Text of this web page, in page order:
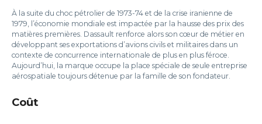
À la suite du choc pétrolier de 1973-74 et de la crise iranienne de
1979, l’économie mondiale est impactée par la hausse des prix des
matières premières. Dassault renforce alors son cœur de métier en
développant ses exportations d’avions civils et militaires dans un
contexte de concurrence internationale de plus en plus féroce.
Aujourd’hui, la marque occupe la place spéciale de seule entreprise
aérospatiale toujours détenue par la famille de son fondateur.
Coût